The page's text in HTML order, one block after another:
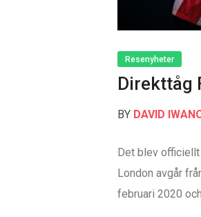
Resenyheter
Direkttåg
BY DAVID
Det blev
London avgår
februari 2020